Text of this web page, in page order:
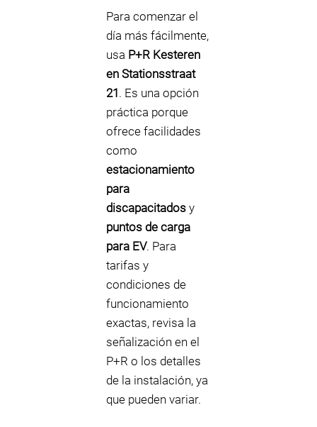
Para comenzar el
día más fácilmente,
usa P+R Kesteren
en Stationsstraat
21. Es una opción
práctica porque
ofrece facilidades
como
estacionamiento
para
discapacitados y
puntos de carga
para EV. Para
tarifas y
condiciones de
funcionamiento
exactas, revisa la
señalización en el
P+R o los detalles
de la instalación, ya
que pueden variar.